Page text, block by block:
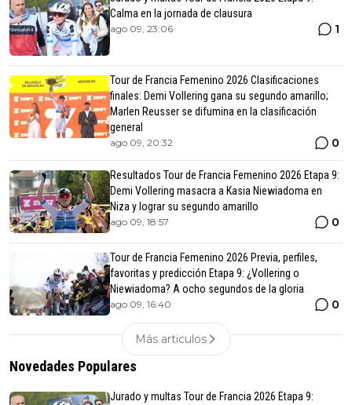
Calma en la jornada de clausura
ago 09, 23:06 1
Tour de Francia Femenino 2026 Clasificaciones
finales: Demi Vollering gana su segundo amarillo;
Marlen Reusser se difumina en la clasificación
general
ago 09, 20:32 0
Resultados Tour de Francia Femenino 2026 Etapa 9:
Demi Vollering masacra a Kasia Niewiadoma en
Niza y lograr su segundo amarillo
ago 09, 18:57 0
Tour de Francia Femenino 2026 Previa, perfiles,
favoritas y predicción Etapa 9: ¿Vollering o
Niewiadoma? A ocho segundos de la gloria
ago 09, 16:40 0
Más articulos
Novedades Populares
Jurado y multas Tour de Francia 2026 Etapa 9: